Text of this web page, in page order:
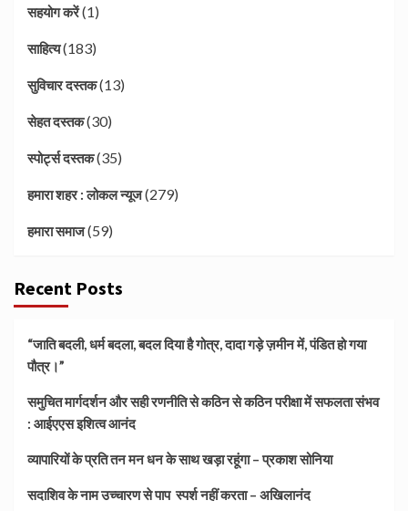
सहयोग करें(1)
साहित्य(183)
सुविचार दस्तक(13)
सेहत दस्तक(30)
स्पोर्ट्स दस्तक(35)
हमारा शहर : लोकल न्यूज(279)
हमारा समाज(59)
Recent Posts
“जाति बदली, धर्म बदला, बदल दिया है गोत्र, दादा गड़े ज़मीन में, पंडित हो गया
पौत्र।”
समुचित मार्गदर्शन और सही रणनीति से कठिन से कठिन परीक्षा में सफलता संभव
: आईएएस इशित्व आनंद
व्यापारियों के प्रति तन मन धन के साथ खड़ा रहूंगा – प्रकाश सोनिया
सदाशिव के नाम उच्चारण से पाप स्पर्श नहीं करता – अखिलानंद